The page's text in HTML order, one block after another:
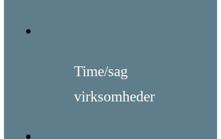
Time/sag
virksomheder